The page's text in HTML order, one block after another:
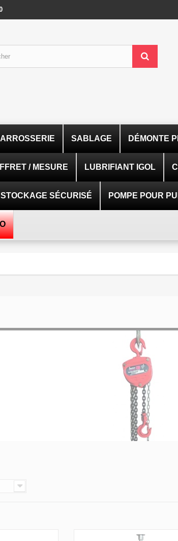
SABLAGE DÉMONTE
/ MESURE LUBRIFIANT IGOL
STOCKAGE SÉCURISÉ POMPE POUR